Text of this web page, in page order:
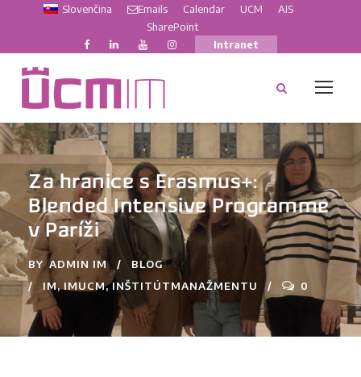
Slovenčina Emails Calendar UCM
AIS
SharePoint
Intranet
Za hranice s Erasmus+:
Blended Intensive Programme
v Paríži
BY ADMIN IM
BLOG
IM, IMUCM, INŠTITÚTMANAŽMENTU 0